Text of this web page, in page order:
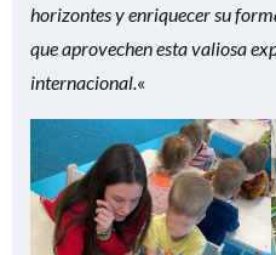
horizontes y enriquecer su
que aprovechen esta valiosa
internacional.«